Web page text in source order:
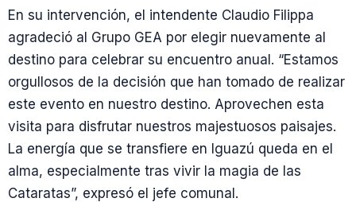
En su intervención, el intendente Claudio Filippa
agradeció al Grupo GEA por elegir nuevamente al
destino para celebrar su encuentro anual. “Estamos
orgullosos de la decisión que han tomado de realizar
este evento en nuestro destino. Aprovechen esta
visita para disfrutar nuestros majestuosos paisajes.
La energía que se transfiere en Iguazú queda en el
alma, especialmente tras vivir la magia de las
Cataratas”, expresó el jefe comunal.